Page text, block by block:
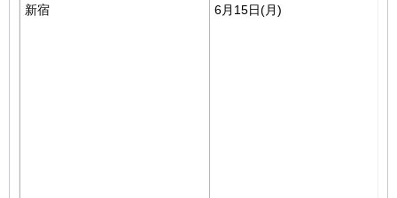
新宿 6月15日(月)